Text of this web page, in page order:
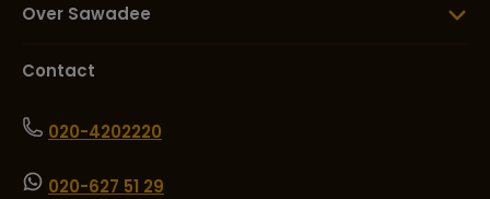
Over Sawadee
Contact
020-4202220
020-627 51 29